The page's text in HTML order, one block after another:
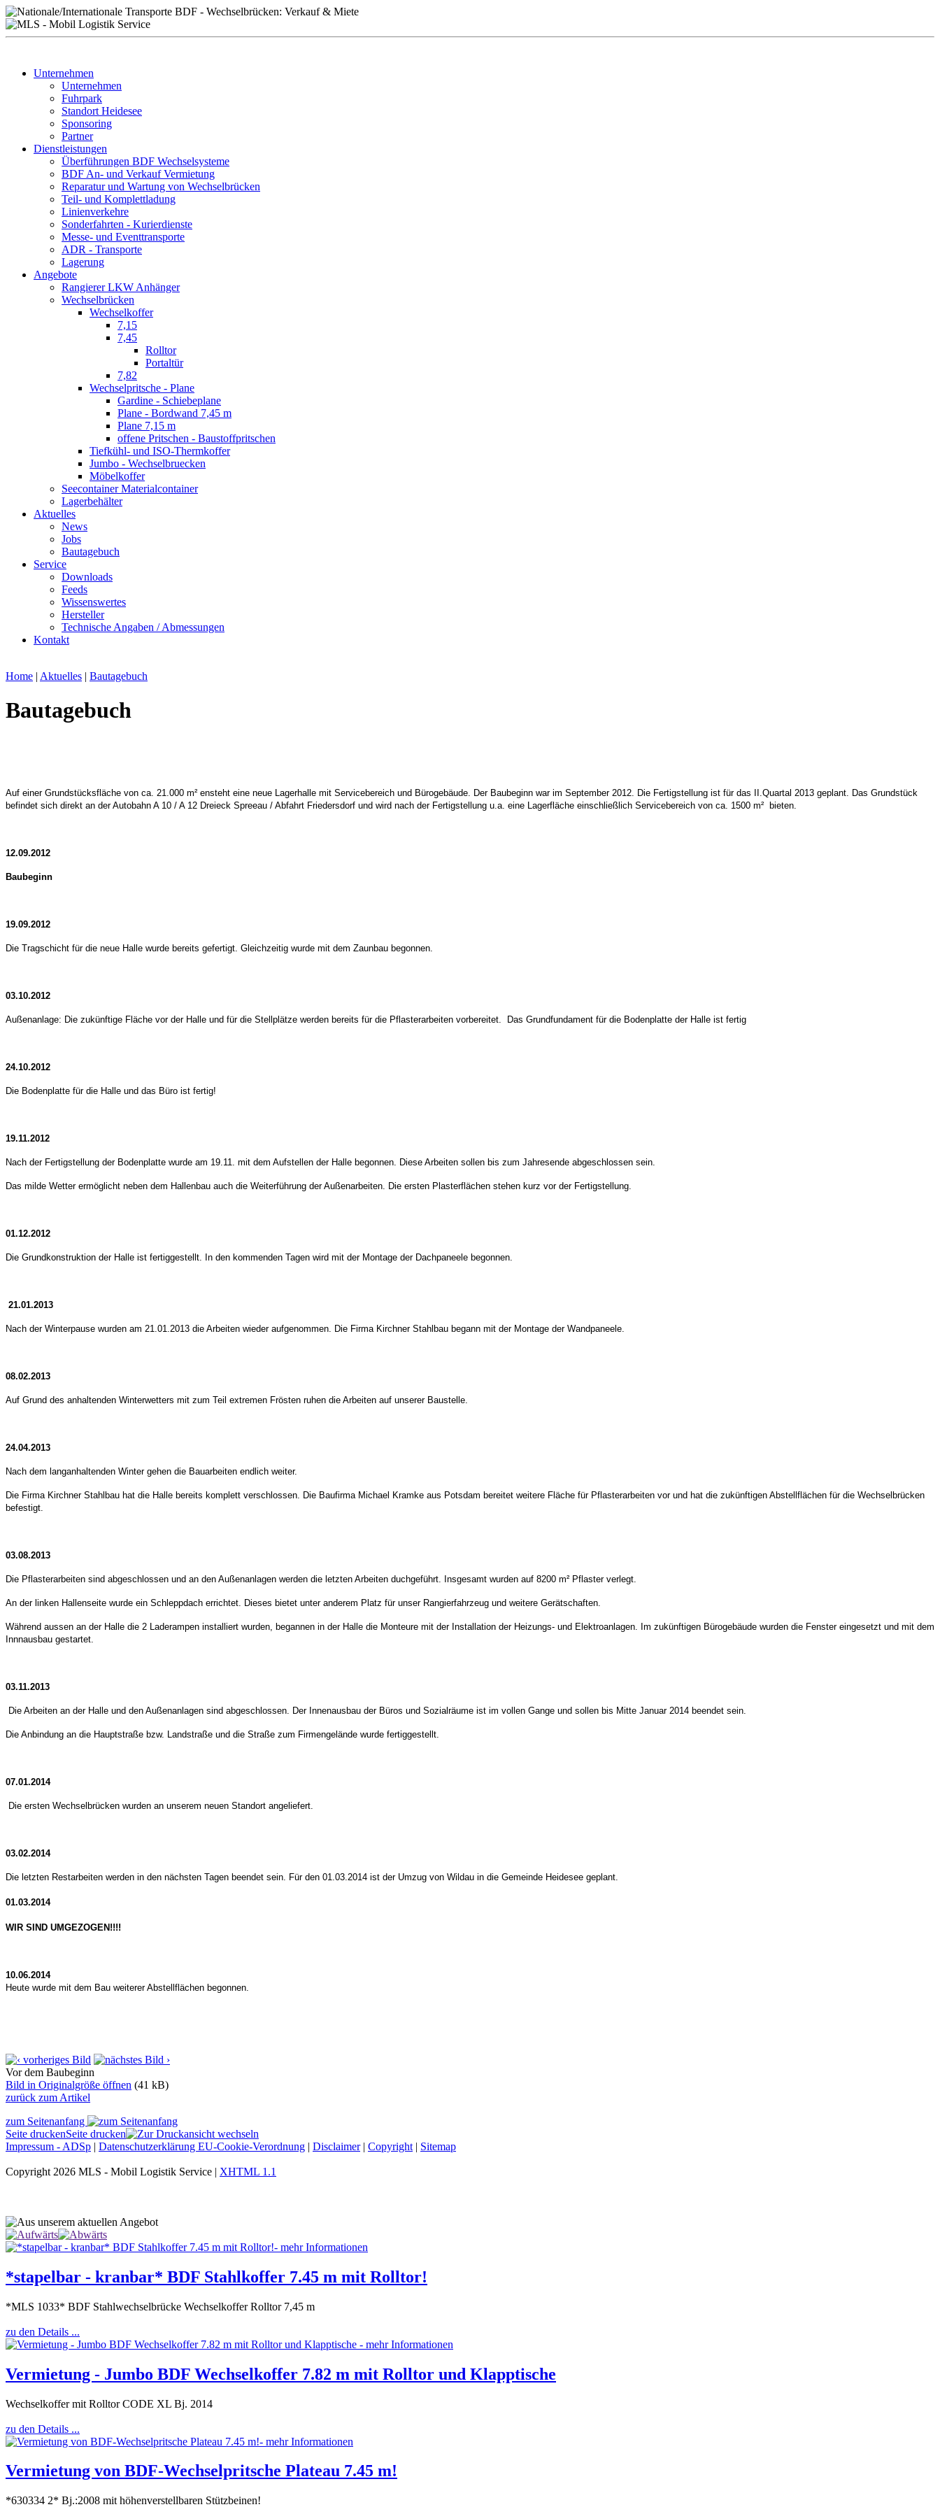
Unternehmen
Unternehmen
Fuhrpark
Standort Heidesee
Sponsoring
Partner
Dienstleistungen
Überführungen BDF Wechselsysteme
BDF An- und Verkauf Vermietung
Reparatur und Wartung von Wechselbrücken
Teil- und Komplettladung
Linienverkehre
Sonderfahrten - Kurierdienste
Messe- und Eventtransporte
ADR - Transporte
Lagerung
Angebote
Rangierer LKW Anhänger
Wechselbrücken
Wechselkoffer
7,15
7,45
Rolltor
Portaltür
7,82
Wechselpritsche - Plane
Gardine - Schiebeplane
Plane - Bordwand 7,45 m
Plane 7,15 m
offene Pritschen - Baustoffpritschen
Tiefkühl- und ISO-Thermkoffer
Jumbo - Wechselbruecken
Möbelkoffer
Seecontainer Materialcontainer
Lagerbehälter
Aktuelles
News
Jobs
Bautagebuch
Service
Downloads
Feeds
Wissenswertes
Hersteller
Technische Angaben / Abmessungen
Kontakt
Home | Aktuelles | Bautagebuch
Bautagebuch
Auf einer Grundstücksfläche von ca. 21.000 m² ensteht eine neue Lagerhalle mit Servicebereich und Bürogebäude. Der Baubeginn war im September 2012. Die Fertigstellung ist für das II.Quartal 2013 geplant. Das Grundstück
befindet sich direkt an der Autobahn A 10 / A 12 Dreieck Spreeau / Abfahrt Friedersdorf und wird nach der Fertigstellung u.a. eine Lagerfläche einschließlich Servicebereich von ca. 1500 m² bieten.
12.09.2012
Baubeginn
19.09.2012
Die Tragschicht für die neue Halle wurde bereits gefertigt. Gleichzeitig wurde mit dem Zaunbau begonnen.
03.10.2012
Außenanlage: Die zukünftige Fläche vor der Halle und für die Stellplätze werden bereits für die Pflasterarbeiten vorbereitet. Das Grundfundament für die Bodenplatte der Halle ist fertig
24.10.2012
Die Bodenplatte für die Halle und das Büro ist fertig!
19.11.2012
Nach der Fertigstellung der Bodenplatte wurde am 19.11. mit dem Aufstellen der Halle begonnen. Diese Arbeiten sollen bis zum Jahresende abgeschlossen sein.
Das milde Wetter ermöglicht neben dem Hallenbau auch die Weiterführung der Außenarbeiten. Die ersten Plasterflächen stehen kurz vor der Fertigstellung.
01.12.2012
Die Grundkonstruktion der Halle ist fertiggestellt. In den kommenden Tagen wird mit der Montage der Dachpaneele begonnen.
21.01.2013
Nach der Winterpause wurden am 21.01.2013 die Arbeiten wieder aufgenommen. Die Firma Kirchner Stahlbau begann mit der Montage der Wandpaneele.
08.02.2013
Auf Grund des anhaltenden Winterwetters mit zum Teil extremen Frösten ruhen die Arbeiten auf unserer Baustelle.
24.04.2013
Nach dem langanhaltenden Winter gehen die Bauarbeiten endlich weiter.
Die Firma Kirchner Stahlbau hat die Halle bereits komplett verschlossen. Die Baufirma Michael Kramke aus Potsdam bereitet weitere Fläche für Pflasterarbeiten vor und hat die zukünftigen Abstellflächen für die Wechselbrücken
befestigt.
03.08.2013
Die Pflasterarbeiten sind abgeschlossen und an den Außenanlagen werden die letzten Arbeiten duchgeführt. Insgesamt wurden auf 8200 m² Pflaster verlegt.
An der linken Hallenseite wurde ein Schleppdach errichtet. Dieses bietet unter anderem Platz für unser Rangierfahrzeug und weitere Gerätschaften.
Während aussen an der Halle die 2 Laderampen installiert wurden, begannen in der Halle die Monteure mit der Installation der Heizungs- und Elektroanlagen. Im zukünftigen Bürogebäude wurden die Fenster eingesetzt und mit dem
Innnausbau gestartet.
03.11.2013
Die Arbeiten an der Halle und den Außenanlagen sind abgeschlossen. Der Innenausbau der Büros und Sozialräume ist im vollen Gange und sollen bis Mitte Januar 2014 beendet sein.
Die Anbindung an die Hauptstraße bzw. Landstraße und die Straße zum Firmengelände wurde fertiggestellt.
07.01.2014
Die ersten Wechselbrücken wurden an unserem neuen Standort angeliefert.
03.02.2014
Die letzten Restarbeiten werden in den nächsten Tagen beendet sein. Für den 01.03.2014 ist der Umzug von Wildau in die Gemeinde Heidesee geplant.
01.03.2014
WIR SIND UMGEZOGEN!!!!
10.06.2014
Heute wurde mit dem Bau weiterer Abstellflächen begonnen.
Vor dem Baubeginn
Bild in Originalgröße öffnen (41 kB)
zurück zum Artikel
zum Seitenanfang
Seite druckenSeite drucken
Impressum - ADSp | Datenschutzerklärung EU-Cookie-Verordnung | Disclaimer| Copyright | Sitemap
Copyright 2026 MLS - Mobil Logistik Service | XHTML 1.1
*stapelbar - kranbar* BDF Stahlkoffer 7.45 m mit Rolltor!
*MLS 1033* BDF Stahlwechselbrücke Wechselkoffer Rolltor 7,45 m
zu den Details ...
Vermietung - Jumbo BDF Wechselkoffer 7.82 m mit Rolltor und Klapptische
Wechselkoffer mit Rolltor CODE XL Bj. 2014
zu den Details ...
Vermietung von BDF-Wechselpritsche Plateau 7.45 m!
*630334 2* Bj.:2008 mit höhenverstellbaren Stützbeinen!